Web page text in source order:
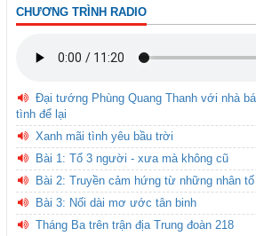
CHƯƠNG TRÌNH RADIO
Đại tướng Phùng Quang Thanh với nhà
tình để lại
Xanh mãi tình yêu bầu trời
Bài 1: Tổ 3 người - xưa mà không cũ
Bài 2: Truyền cảm hứng từ những nhân
Bài 3: Nối dài mơ ước tân binh
Tháng Ba trên trận địa Trung đoàn 218